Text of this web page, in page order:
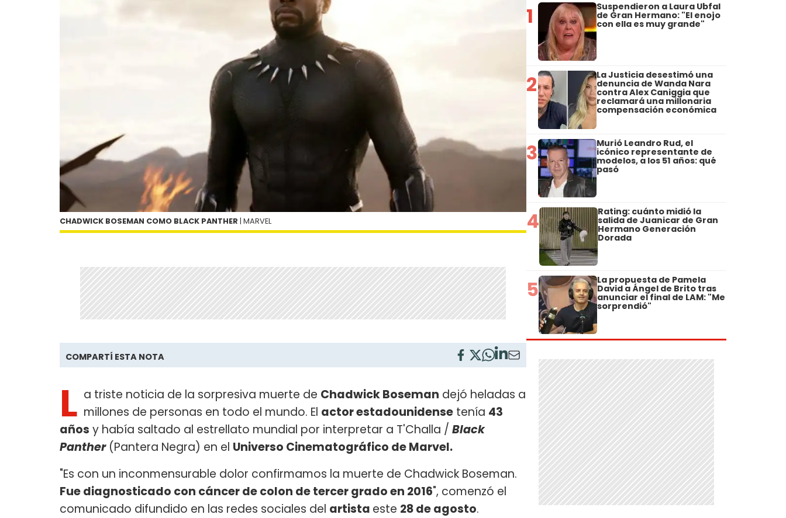
CHADWICK BOSEMAN COMO BLACK PANTHER | MARVEL
COMPARTÍ ESTA NOTA
L a triste noticia de la sorpresiva muerte de Chadwick Boseman dejó heladas a
millones de personas en todo el mundo. El actor estadounidense tenía 43
años y había saltado al estrellato mundial por interpretar a T'Challa / Black
Panther(Pantera Negra) en el Universo Cinematográfico de Marvel.
"Es con un inconmensurable dolor confirmamos la muerte de Chadwick Boseman.
Fue diagnosticado con cáncer de colon de tercer grado en 2016", comenzó el
comunicado difundido en las redes sociales del artista este 28 de agosto.
1 Suspendieron a Laura Ubfal
de Gran Hermano: "El enojo
con ella es muy grande"
2 La Justicia desestimó una
denuncia de Wanda Nara
contra Alex Caniggia que
reclamará una millonaria
compensación económica
3 Murió Leandro Rud, el
icónico representante de
modelos, a los 51 años: qué
pasó
4 Rating: cuánto midió la
salida de Juanicar de Gran
Hermano Generación
Dorada
5 La propuesta de Pamela
David a Ángel de Brito tras
anunciar el final de LAM: "Me
sorprendió"